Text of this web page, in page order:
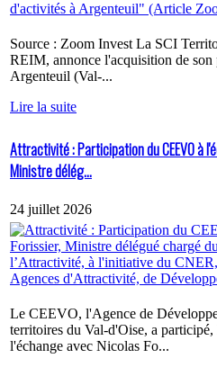
Source : Zoom Invest La SCI
REIM, annonce l'acquisition de son
Argenteuil (Val-...
Lire la suite
Attractivité : Participation du CEEVO à
Ministre délég...
24 juillet 2026
Le CEEVO, l'Agence de
territoires du Val-d'Oise, a
l'échange avec Nicolas Fo...